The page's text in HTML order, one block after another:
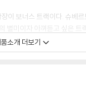
이 보너스 트랙이다. 슈베
별미이자 아껴듣고 싶은
고 야성적인 사운드를 솔
소개 더보기